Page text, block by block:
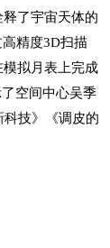
了宇宙天体的
精度3D扫描
拟月表上完成
空间中心吴季
技》《调皮的